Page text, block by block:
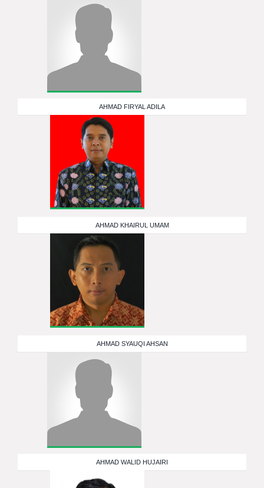
AHMAD FIRYAL ADILA
AHMAD KHAIRUL UMAM
AHMAD SYAUQI AHSAN
AHMAD WALID HUJAIRI